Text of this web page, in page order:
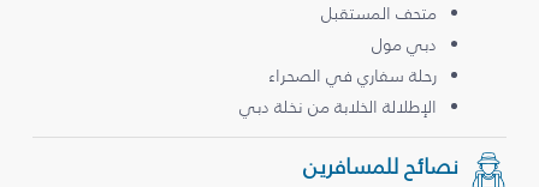
متحف المستقبل
دبي مول
رحلة سفاري في الصحراء
الإطلالة الخلابة من نخلة دبي
نصائح للمسافرين